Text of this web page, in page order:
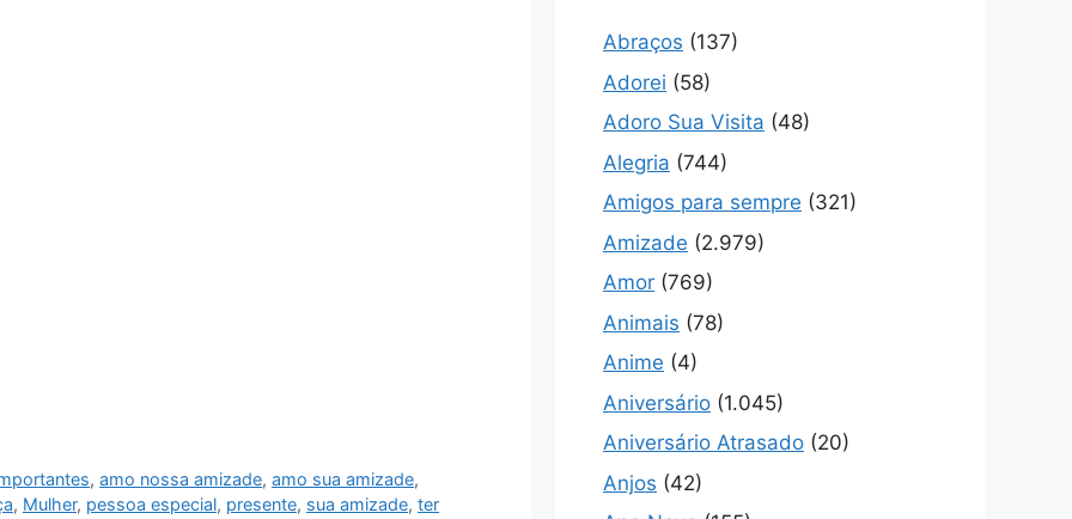
,amo nossa amizade,amo sua amizade,
, Mulher, pessoa especial, presente, sua amizade, ter
Abraços (137)
Adorei (58)
Adoro Sua Visita (48)
Alegria (744)
Amigos para sempre (321)
Amizade (2.979)
Amor (769)
Animais (78)
Anime (4)
Aniversário (1.045)
Aniversário Atrasado (20)
Anjos (42)